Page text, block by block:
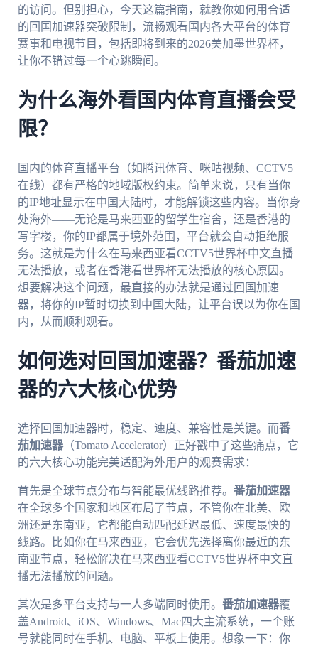
的访问。但别担心，今天这篇指南，就教你如何用合适
的回国加速器突破限制，流畅观看国内各大平台的体育
赛事和电视节目，包括即将到来的2026美加墨世界杯，
让你不错过每一个心跳瞬间。
为什么海外看国内体育直播会受
限？
国内的体育直播平台（如腾讯体育、咪咕视频、CCTV5
在线）都有严格的地域版权约束。简单来说，只有当你
的IP地址显示在中国大陆时，才能解锁这些内容。当你身
处海外——无论是马来西亚的留学生宿舍，还是香港的
写字楼，你的IP都属于境外范围，平台就会自动拒绝服
务。这就是为什么在马来西亚看CCTV5世界杯中文直播
无法播放，或者在香港看世界杯无法播放的核心原因。
想要解决这个问题，最直接的办法就是通过回国加速
器，将你的IP暂时切换到中国大陆，让平台误以为你在国
内，从而顺利观看。
如何选对回国加速器？番茄加速
器的六大核心优势
选择回国加速器时，稳定、速度、兼容性是关键。而番
茄加速器（Tomato Accelerator）正好戳中了这些痛点，它
的六大核心功能完美适配海外用户的观赛需求：
首先是全球节点分布与智能最优线路推荐。 番茄加速器
在全球多个国家和地区布局了节点，不管你在北美、欧
洲还是东南亚，它都能自动匹配延迟最低、速度最快的
线路。比如你在马来西亚，它会优先选择离你最近的东
南亚节点，轻松解决在马来西亚看CCTV5世界杯中文直
播无法播放的问题。
其次是多平台支持与一人多端同时使用。 番茄加速器覆
盖Android、iOS、Windows、Mac四大主流系统，一个账
号就能同时在手机、电脑、平板上使用。想象一下：你